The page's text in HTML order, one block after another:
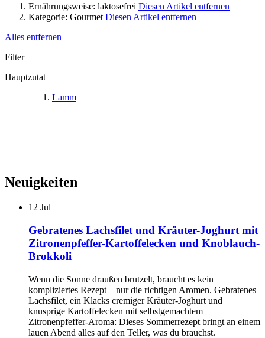
Ernährungsweise: laktosefrei Diesen Artikel entfernen
Kategorie: Gourmet Diesen Artikel entfernen
Alles entfernen
Filter
Hauptzutat
Lamm
Neuigkeiten
12 Jul
Gebratenes Lachsfilet und Kräuter-Joghurt mit
Zitronenpfeffer-Kartoffelecken und Knoblauch-
Brokkoli
Wenn die Sonne draußen brutzelt, braucht es kein
kompliziertes Rezept – nur die richtigen Aromen. Gebratenes
Lachsfilet, ein Klacks cremiger Kräuter-Joghurt und
knusprige Kartoffelecken mit selbstgemachtem
Zitronenpfeffer-Aroma: Dieses Sommerrezept bringt an einem
lauen Abend alles auf den Teller, was du brauchst.